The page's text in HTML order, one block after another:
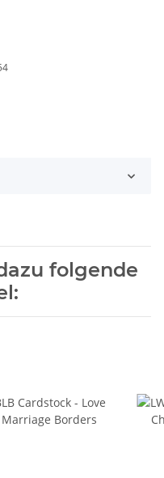
folgende